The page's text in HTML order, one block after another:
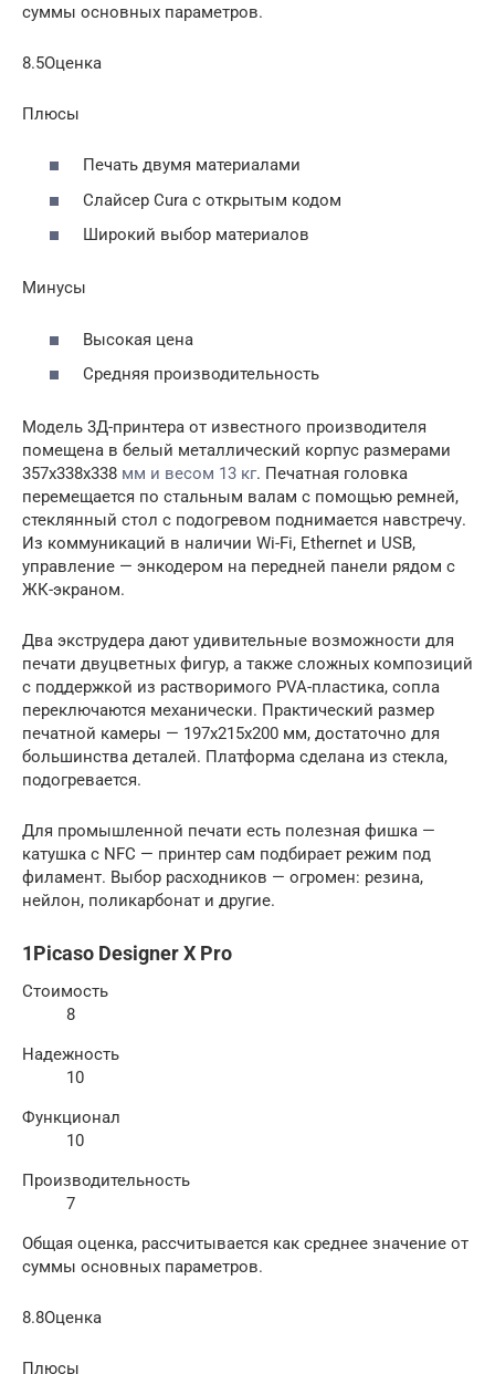
суммы основных параметров.
8.5Оценка
Плюсы
Печать двумя материалами
Слайсер Cura с открытым кодом
Широкий выбор материалов
Минусы
Высокая цена
Средняя производительность
Модель 3Д-принтера от известного производителя
помещена в белый металлический корпус размерами
357x338x338 мм и весом 13 кг. Печатная головка
перемещается по стальным валам с помощью ремней,
стеклянный стол с подогревом поднимается навстречу.
Из коммуникаций в наличии Wi-Fi, Ethernet и USB,
управление — энкодером на передней панели рядом с
ЖК-экраном.
Два экструдера дают удивительные возможности для
печати двуцветных фигур, а также сложных композиций
с поддержкой из растворимого PVA-пластика, сопла
переключаются механически. Практический размер
печатной камеры — 197x215x200 мм, достаточно для
большинства деталей. Платформа сделана из стекла,
подогревается.
Для промышленной печати есть полезная фишка —
катушка с NFC — принтер сам подбирает режим под
филамент. Выбор расходников — огромен: резина,
нейлон, поликарбонат и другие.
1Picaso Designer X Pro
Стоимость
8
Надежность
10
Функционал
10
Производительность
7
Общая оценка, рассчитывается как среднее значение от
суммы основных параметров.
8.8Оценка
Плюсы